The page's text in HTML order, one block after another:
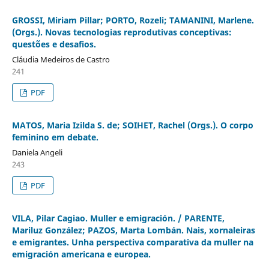
GROSSI, Miriam Pillar; PORTO, Rozeli; TAMANINI, Marlene.
(Orgs.). Novas tecnologias reprodutivas conceptivas:
questões e desafios.
Cláudia Medeiros de Castro
241
PDF
MATOS, Maria Izilda S. de; SOIHET, Rachel (Orgs.). O corpo
feminino em debate.
Daniela Angeli
243
PDF
VILA, Pilar Cagiao. Muller e emigración. / PARENTE,
Mariluz González; PAZOS, Marta Lombán. Nais, xornaleiras
e emigrantes. Unha perspectiva comparativa da muller na
emigración americana e europea.